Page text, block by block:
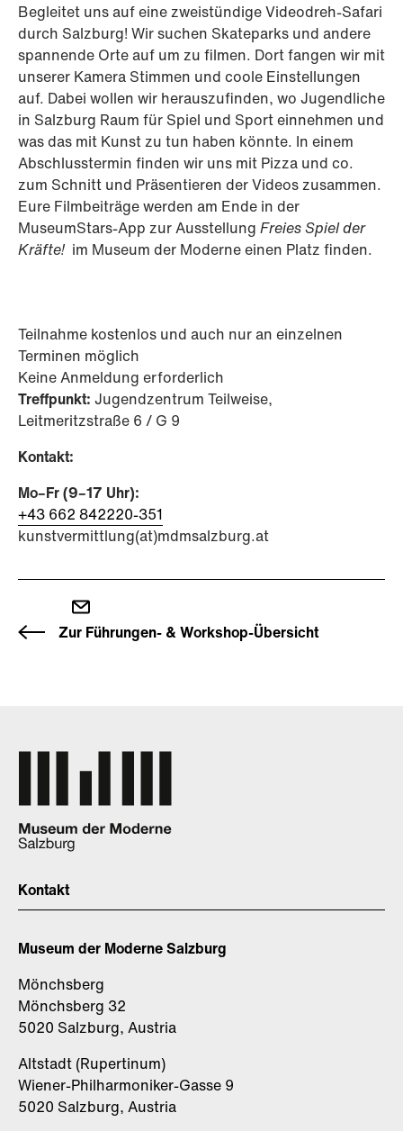
Begleitet uns auf eine zweistündige Videodreh-Safari
durch Salzburg! Wir suchen Skateparks und andere
spannende Orte auf um zu filmen. Dort fangen wir mit
unserer Kamera Stimmen und coole Einstellungen
auf. Dabei wollen wir herauszufinden, wo Jugendliche
in Salzburg Raum für Spiel und Sport einnehmen und
was das mit Kunst zu tun haben könnte. In einem
Abschlusstermin finden wir uns mit Pizza und co.
zum Schnitt und Präsentieren der Videos zusammen.
Eure Filmbeiträge werden am Ende in der
MuseumStars-App zur Ausstellung Freies Spiel der
Kräfte! im Museum der Moderne einen Platz finden.
Teilnahme kostenlos und auch nur an einzelnen
Terminen möglich
Keine Anmeldung erforderlich
Treffpunkt: Jugendzentrum Teilweise,
Leitmeritzstraße 6 / G 9
Kontakt:
Mo–Fr (9–17 Uhr):
+43 662 842220-351
kunstvermittlung(at)mdmsalzburg.at
Zur Führungen- & Workshop-Übersicht
Kontakt
Museum der Moderne Salzburg
Mönchsberg
Mönchsberg 32
5020 Salzburg, Austria
Altstadt (Rupertinum)
Wiener-Philharmoniker-Gasse 9
5020 Salzburg, Austria